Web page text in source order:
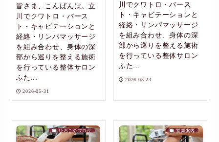
皆さま、こんばんは。立
川でクワトロ・バース
ト・キャビテーションと
経絡・リンパマッサージ
を組み合わせ、身体の深
部から巡りを整える施術
を行っている整体サロン
ふた...
2026-05-31
川でクワトロ・バース
ト・キャビテーションと
経絡・リンパマッサージ
を組み合わせ、身体の深
部から巡りを整える施術
を行っている整体サロン
ふた...
2026-05-23
ひろこのブログ 営業案内